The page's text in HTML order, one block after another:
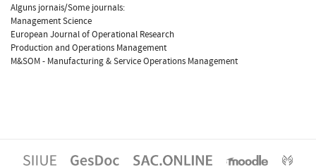
Alguns jornais/Some journals:
Management Science
European Journal of Operational Research
Production and Operations Management
M&SOM - Manufacturing & Service Operations Management